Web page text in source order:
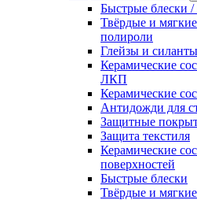
Быстрые блески
Твёрдые и
полироли
Глейзы и силанты
Керамические
ЛКП
Керамические
Антидожди для
Защитные
Защита текстиля
Керамические
поверхностей
Быстрые блески
Твёрдые и